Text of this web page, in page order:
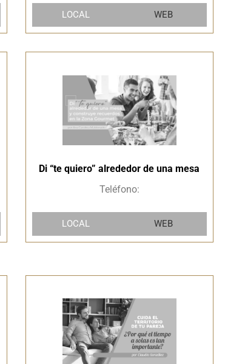
LOCAL WEB
Di “te quiero” alrededor de una mesa
Teléfono:
LOCAL WEB